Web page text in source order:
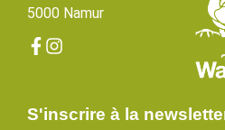
5000 Namur
S'inscrire à la